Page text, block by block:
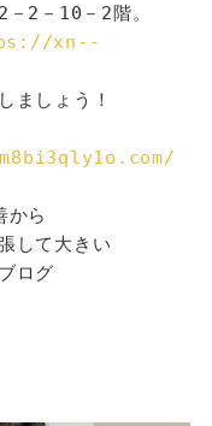
2－10－2階。
xn--
ましょう！
から
して大きい
ログ